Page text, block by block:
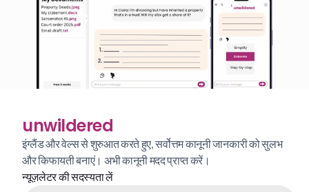
unwildered
इंग्लैंड और वेल्स से शुरुआत करते हुए, सर्वोत्तम कानूनी जानकारी को सुलभ
और किफायती बनाएं। अभी कानूनी मदद प्राप्त करें।
न्यूज़लेटर की सदस्यता लें